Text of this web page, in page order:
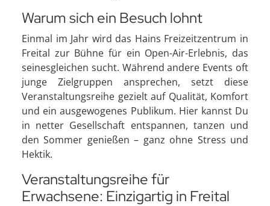
Warum sich ein Besuch lohnt
Einmal im Jahr wird das Hains Freizeitzentrum in
Freital zur Bühne für ein Open-Air-Erlebnis, das
seinesgleichen sucht. Während andere Events oft
junge Zielgruppen ansprechen, setzt diese
Veranstaltungsreihe gezielt auf Qualität, Komfort
und ein ausgewogenes Publikum. Hier kannst Du
in netter Gesellschaft entspannen, tanzen und
den Sommer genießen – ganz ohne Stress und
Hektik.
Veranstaltungsreihe für
Erwachsene: Einzigartig in Freital